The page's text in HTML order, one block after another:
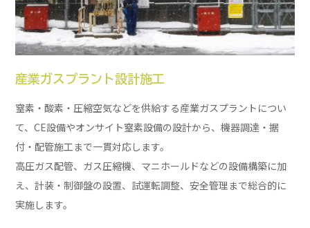
産業ガスプラント設計施工
窒素・酸素・圧縮空気などを供給する産業ガスプラントについ
て、CE設備やオンサイト窒素設備の設計から、機器調達・据
付・配管施工まで一貫対応します。
高圧ガス配管、ガス圧縮機、マニホールドなどの設備構築に加
え、計装・制御盤の設置、試運転調整、安全管理まで総合的に
実施します。